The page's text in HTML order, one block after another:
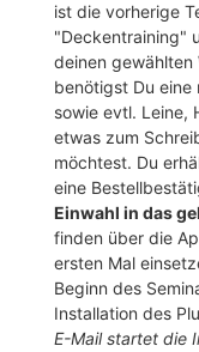
ist die vorherige
"Deckentraining"
deinen gewählten
benötigst Du
sowie evtl. Leine,
etwas zum
möchtest. Du
eine
Einwahl in das
finden über die
ersten Mal
Beginn des
Installation des
E-Mail startet die